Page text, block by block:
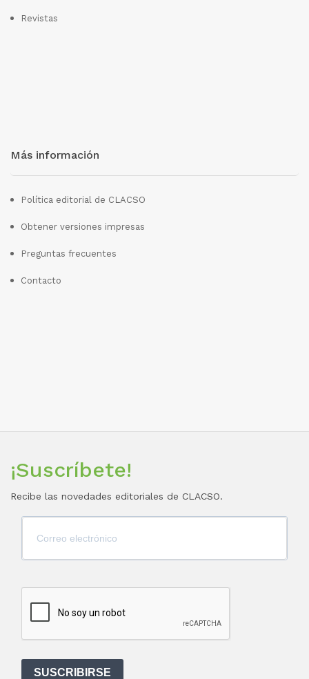
Revistas
Más información
Política editorial de CLACSO
Obtener versiones impresas
Preguntas frecuentes
Contacto
¡Suscríbete!
Recibe las novedades editoriales de CLACSO.
SUSCRIBIRSE